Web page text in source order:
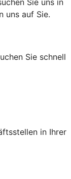
uns auf Sie.
Sie schnell
in Ihrer